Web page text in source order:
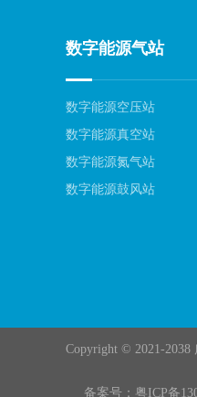
数字能源气站
数字能源空压站
数字能源真空站
数字能源氮气站
数字能源鼓风站
Copyright © 2021-
备案号： 粤ICP备